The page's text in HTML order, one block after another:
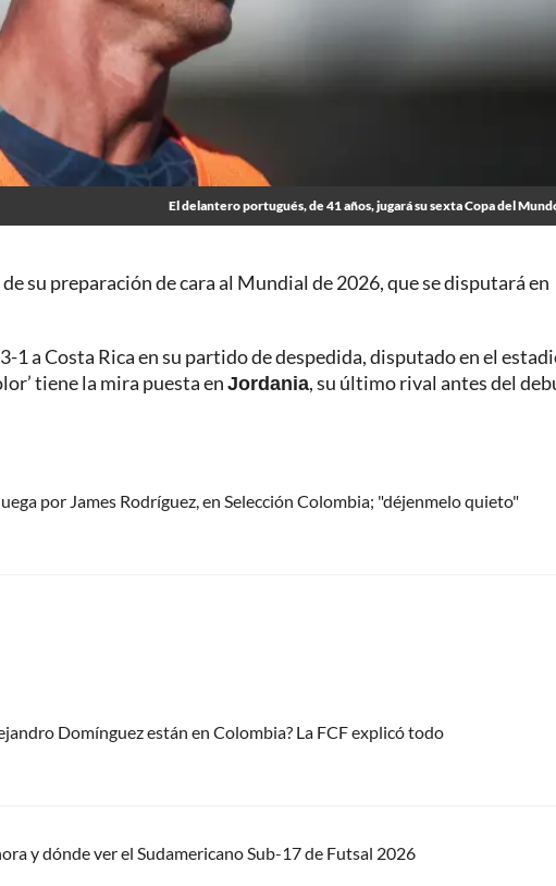
El delantero portugués, de 41 años, jugará su sexta Copa del
su preparación de cara al Mundial de 2026, que se disputará en
1 a Costa Rica en su partido de despedida, disputado en el
tiene la mira puesta enJordania, su último rival antes del
por James Rodríguez, en Selección Colombia; "déjenmelo quieto"
Domínguez están en Colombia? La FCF explicó todo
y dónde ver el Sudamericano Sub-17 de Futsal 2026